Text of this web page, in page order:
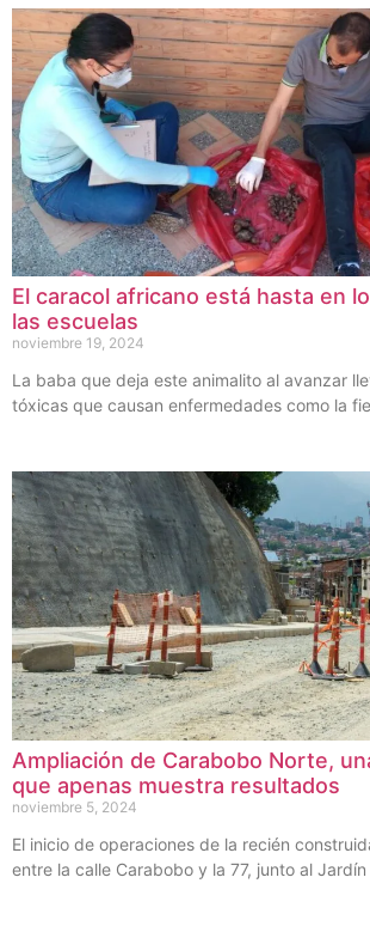
El caracol africano está hasta en
las escuelas
noviembre 19, 2024
La baba que deja este animalito al avanzar
tóxicas que causan enfermedades como la
Ampliación de Carabobo Norte,
que apenas muestra resultados
noviembre 5, 2024
El inicio de operaciones de la recién
entre la calle Carabobo y la 77, junto al